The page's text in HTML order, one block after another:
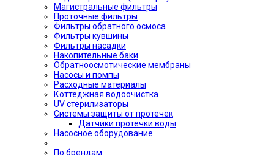
Магистральные фильтры
Проточные фильтры
Фильтры обратного осмоса
Фильтры кувшины
Фильтры насадки
Накопительные баки
Обратноосмотические мембраны
Насосы и помпы
Расходные материалы
Коттеджная водоочистка
UV стерилизаторы
Системы защиты от протечек
Датчики протечки воды
Насосное оборудование
По брендам